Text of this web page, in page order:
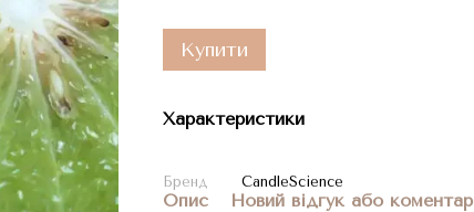
Купити
Характеристики
Бренд CandleScience
Опис Новий відгук або коментар